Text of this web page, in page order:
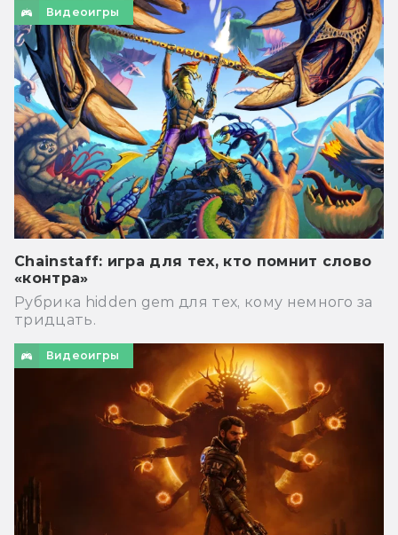
Видеоигры
Chainstaff: игра для тех, кто помнит слово
«контра»
Рубрика hidden gem для тех, кому немного за
тридцать.
Видеоигры